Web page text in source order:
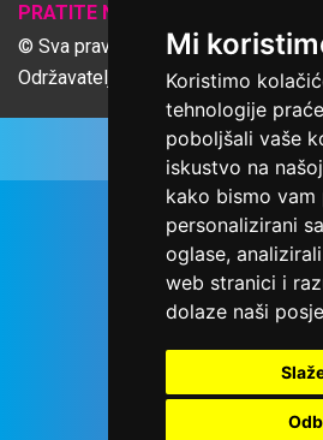
Mi
Koristimo
tehnologije
poboljšali vaše
iskustvo na
kako bismo vam
personalizirani
oglase,
web stranici i
dolaze naši
PRATITE NAS
© Sva prava pridržana Udruga Ime
Održavatelj Netcom d.o.o., Riva 6,